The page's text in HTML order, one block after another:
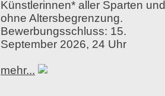
Künstlerinnen* aller Sparten und
ohne Altersbegrenzung.
Bewerbungsschluss: 15.
September 2026, 24 Uhr
mehr...